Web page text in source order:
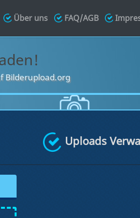
Über uns FAQ/AGB
Bilderupload.org
Uploads